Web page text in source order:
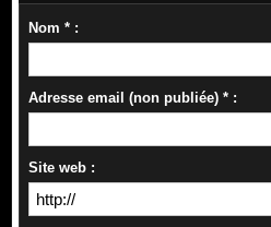
Nom * :
Adresse email (non publiée) * :
Site web :